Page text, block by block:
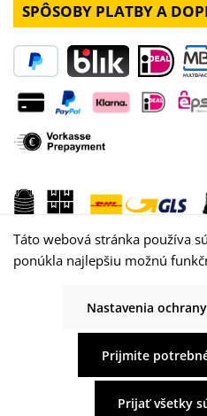
SPÔSOBY PLATBY A
Všetky ceny vrátane DPH plus
Táto webová stránka používa
ponúkla najlepšiu možnú
Nastavenia
Prijmite
Prijať všetky